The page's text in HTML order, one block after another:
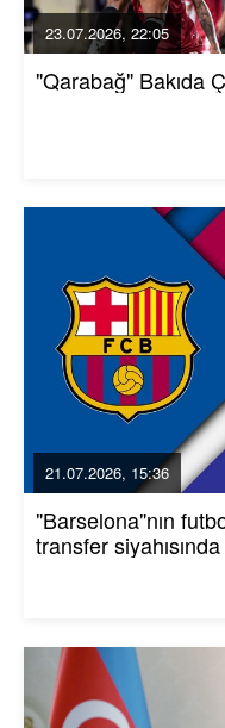
23.07.2026, 22:05
"Qarabağ" Bakıda
21.07.2026, 15:36
"Barselona"nın
transfer siyahısında